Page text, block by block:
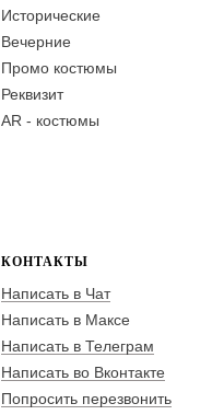
Исторические
Вечерние
Промо костюмы
Реквизит
AR - костюмы
КОНТАКТЫ
Написать в Чат
Написать в Максе
Написать в Телеграм
Написать во Вконтакте
Попросить перезвонить